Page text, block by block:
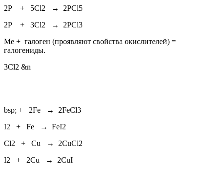
2P + 5Cl2 → 2PCl5
2P + 3Cl2 → 2PCl3
Ме + галоген (проявляют свойства окислителей) =
галогениды.
3Cl2 &n
bsp; + 2Fe → 2FeCl3
I2 + Fe → FeI2
Cl2 + Cu → 2CuCl2
I2 + 2Cu → 2CuI